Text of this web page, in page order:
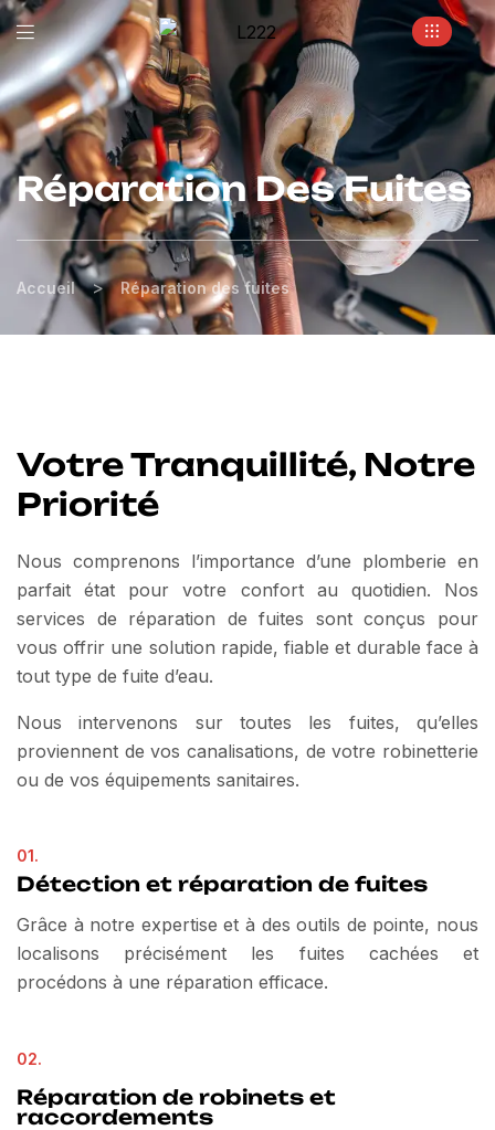
Réparation Des Fuites
Accueil > Réparation des fuites
Votre Tranquillité, Notre
Priorité
Nous comprenons l’importance d’une plomberie en
parfait état pour votre confort au quotidien. Nos
services de réparation de fuites sont conçus pour
vous offrir une solution rapide, fiable et durable face à
tout type de fuite d’eau.
Nous intervenons sur toutes les fuites, qu’elles
proviennent de vos canalisations, de votre robinetterie
ou de vos équipements sanitaires.
01.
Détection et réparation de fuites
Grâce à notre expertise et à des outils de pointe, nous
localisons précisément les fuites cachées et
procédons à une réparation efficace.
02.
Réparation de robinets et
raccordements